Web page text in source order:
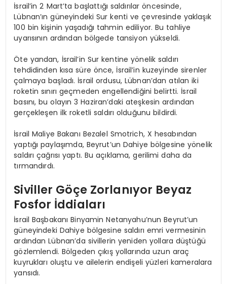
İsrail’in 2 Mart’ta başlattığı saldırılar öncesinde,
Lübnan’ın güneyindeki Sur kenti ve çevresinde yaklaşık
100 bin kişinin yaşadığı tahmin ediliyor. Bu tahliye
uyarısının ardından bölgede tansiyon yükseldi.
Öte yandan, İsrail’in Sur kentine yönelik saldırı
tehdidinden kısa süre önce, İsrail’in kuzeyinde sirenler
çalmaya başladı. İsrail ordusu, Lübnan’dan atılan iki
roketin sınırı geçmeden engellendiğini belirtti. İsrail
basını, bu olayın 3 Haziran’daki ateşkesin ardından
gerçekleşen ilk roketli saldırı olduğunu bildirdi.
İsrail Maliye Bakanı Bezalel Smotrich, X hesabından
yaptığı paylaşımda, Beyrut’un Dahiye bölgesine yönelik
saldırı çağrısı yaptı. Bu açıklama, gerilimi daha da
tırmandırdı.
Siviller Göçe Zorlanıyor Beyaz
Fosfor İddiaları
İsrail Başbakanı Binyamin Netanyahu’nun Beyrut’un
güneyindeki Dahiye bölgesine saldırı emri vermesinin
ardından Lübnan’da sivillerin yeniden yollara düştüğü
gözlemlendi. Bölgeden çıkış yollarında uzun araç
kuyrukları oluştu ve ailelerin endişeli yüzleri kameralara
yansıdı.